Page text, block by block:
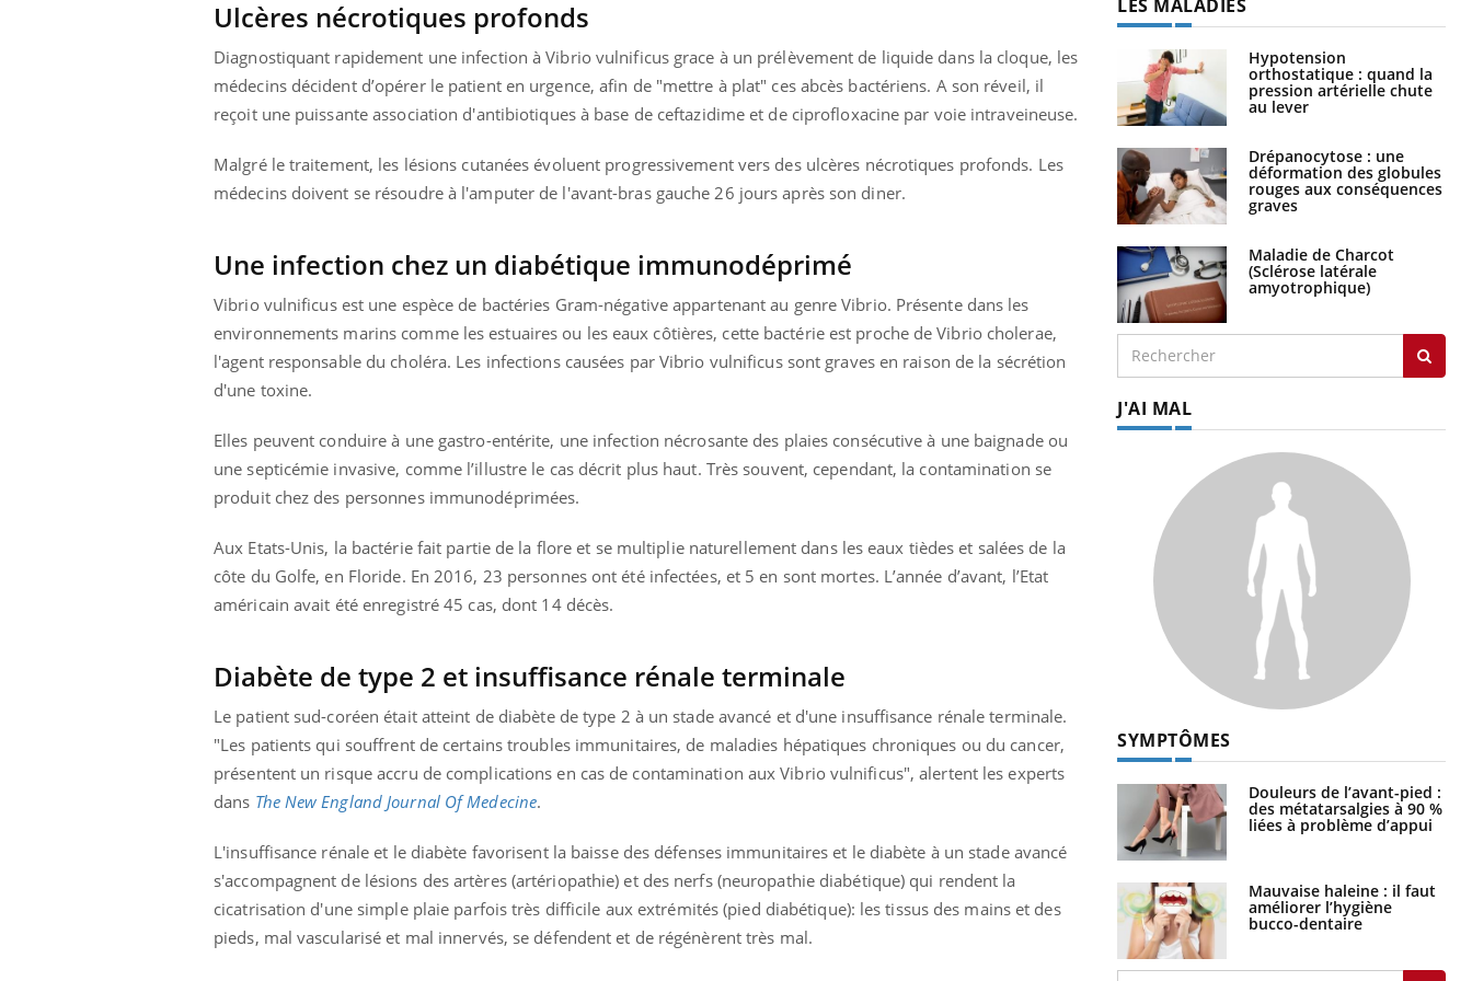
Ulcères nécrotiques profonds
Diagnostiquant rapidement une infection à Vibrio vulnificus grace à un prélèvement de liquide dans la cloque, les
médecins décident d’opérer le patient en urgence, afin de "mettre à plat" ces abcès bactériens. A son réveil, il
reçoit une puissante association d'antibiotiques à base de ceftazidime et de ciprofloxacine par voie intraveineuse.
Malgré le traitement, les lésions cutanées évoluent progressivement vers des ulcères nécrotiques profonds. Les
médecins doivent se résoudre à l'amputer de l'avant-bras gauche 26 jours après son diner.
Une infection chez un diabétique immunodéprimé
Vibrio vulnificus est une espèce de bactéries Gram-négative appartenant au genre Vibrio. Présente dans les
environnements marins comme les estuaires ou les eaux côtières, cette bactérie est proche de Vibrio cholerae,
l'agent responsable du choléra. Les infections causées par Vibrio vulnificus sont graves en raison de la sécrétion
d'une toxine.
Elles peuvent conduire à une gastro-entérite, une infection nécrosante des plaies consécutive à une baignade ou
une septicémie invasive, comme l’illustre le cas décrit plus haut. Très souvent, cependant, la contamination se
produit chez des personnes immunodéprimées.
Aux Etats-Unis, la bactérie fait partie de la flore et se multiplie naturellement dans les eaux tièdes et salées de la
côte du Golfe, en Floride. En 2016, 23 personnes ont été infectées, et 5 en sont mortes. L’année d’avant, l’Etat
américain avait été enregistré 45 cas, dont 14 décès.
Diabète de type 2 et insuffisance rénale terminale
Le patient sud-coréen était atteint de diabète de type 2 à un stade avancé et d'une insuffisance rénale terminale.
"Les patients qui souffrent de certains troubles immunitaires, de maladies hépatiques chroniques ou du cancer,
présentent un risque accru de complications en cas de contamination aux Vibrio vulnificus", alertent les experts
dans The New England Journal Of Medecine.
L'insuffisance rénale et le diabète favorisent la baisse des défenses immunitaires et le diabète à un stade avancé
s'accompagnent de lésions des artères (artériopathie) et des nerfs (neuropathie diabétique) qui rendent la
cicatrisation d'une simple plaie parfois très difficile aux extrémités (pied diabétique): les tissus des mains et des
pieds, mal vascularisé et mal innervés, se défendent et de régénèrent très mal.
LES MALADIES
Hypotension
orthostatique : quand la
pression artérielle chute
au lever
Drépanocytose : une
déformation des globules
rouges aux conséquences
graves
Maladie de Charcot
(Sclérose latérale
amyotrophique)
J'AI MAL
SYMPTÔMES
Douleurs de l’avant-pied :
des métatarsalgies à 90 %
liées à problème d’appui
Mauvaise haleine : il faut
améliorer l’hygiène
bucco-dentaire